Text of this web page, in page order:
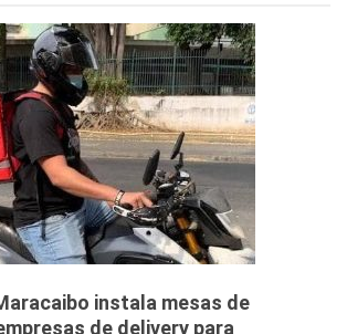
instala mesas de
de delivery para